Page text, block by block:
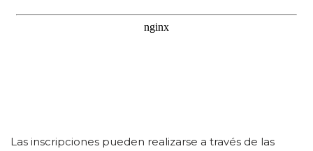
Las inscripciones pueden realizarse a través de las